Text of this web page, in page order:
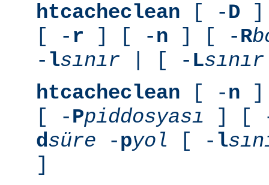
htcacheclean [ -D ]
[ - r ] [ -n ] [ -R
- lsınır | [ - Lsınır
htcacheclean [ -n ]
[ -Ppiddosyası ] [
dsüre -pyol [ - l
]